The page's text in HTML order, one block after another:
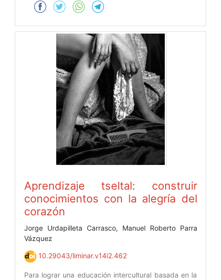
Aprendizaje tseltal: construir
conocimientos con la alegría del
corazón
Jorge Urdapilleta Carrasco, Manuel Roberto Parra
Vázquez
10.29043/liminar.v14i2.462
Para lograr una educación intercultural basada en la